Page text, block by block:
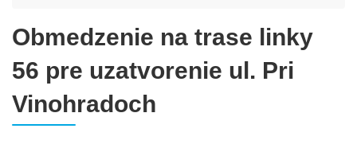
Obmedzenie na trase linky
56 pre uzatvorenie ul. Pri
Vinohradoch